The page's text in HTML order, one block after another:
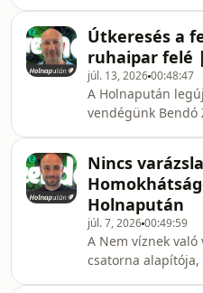
három észak-
– vizsgálták a
klímaváltozás és
hatásait kutatja,
Alpokon át
A sokkoló képek
nem a
reményre, az
tenni akaró
Holnapután
Zsombor bes
Útkeresés a
ruhaipar felé
júl. 13, 202600:48:47
A Holnapután
vendégünk Bendó
fenntartható
beszélgettünk.Az
arról, hogy milyen
ma szembe a
oldalról vizsgálva
lehetne
legszennyezőbb
Nincs
Holnapután
júl. 7, 202600:49:59
A Nem víznek való
csatorna alapítója,